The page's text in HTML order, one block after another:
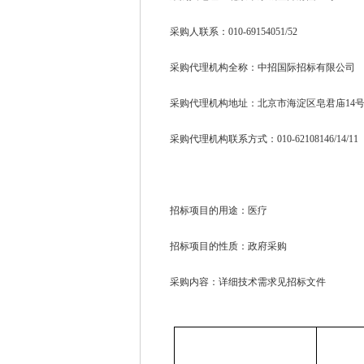
采购人联系：010-69154051/52
采购代理机构全称：中招国际招标有限公司
采购代理机构地址：北京市海淀区皂君庙14
采购代理机构联系方式：010-62108146/14/11
招标项目的用途：医疗
招标项目的性质：政府采购
采购内容：详细技术需求见招标文件